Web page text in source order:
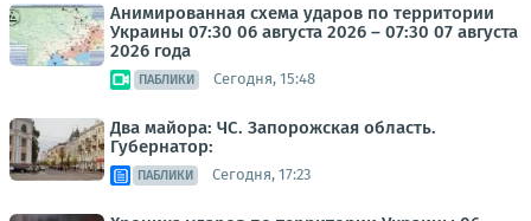
Анимированная схема ударов по территории
Украины 07:30 06 августа 2026 – 07:30 07 августа
2026 года
ПАБЛИКИ Сегодня, 15:48
Два майора: ЧС. Запорожская область.
Губернатор:
ПАБЛИКИ Сегодня, 17:23